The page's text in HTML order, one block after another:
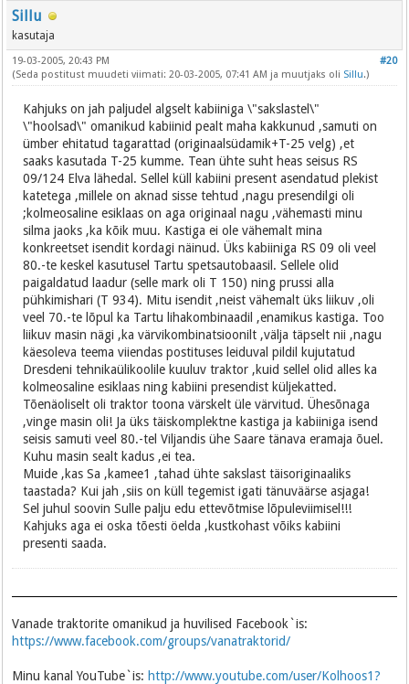
Sillu
kasutaja
#20
19-03-2005, 20:43 PM
(Seda postitust muudeti viimati: 20-03-2005, 07:41 AM ja muutjaks oli Sillu.)
Kahjuks on jah paljudel algselt kabiiniga \"sakslastel\"
\"hoolsad\" omanikud kabiinid pealt maha kakkunud ,samuti on
ümber ehitatud tagarattad (originaalsüdamik+T-25 velg) ,et
saaks kasutada T-25 kumme. Tean ühte suht heas seisus RS
09/124 Elva lähedal. Sellel küll kabiini present asendatud plekist
katetega ,millele on aknad sisse tehtud ,nagu presendilgi oli
;kolmeosaline esiklaas on aga originaal nagu ,vähemasti minu
silma jaoks ,ka kõik muu. Kastiga ei ole vähemalt mina
konkreetset isendit kordagi näinud. Üks kabiiniga RS 09 oli veel
80.-te keskel kasutusel Tartu spetsautobaasil. Sellele olid
paigaldatud laadur (selle mark oli T 150) ning prussi alla
pühkimishari (T 934). Mitu isendit ,neist vähemalt üks liikuv ,oli
veel 70.-te lõpul ka Tartu lihakombinaadil ,enamikus kastiga. Too
liikuv masin nägi ,ka värvikombinatsioonilt ,välja täpselt nii ,nagu
käesoleva teema viiendas postituses leiduval pildil kujutatud
Dresdeni tehnikaülikoolile kuuluv traktor ,kuid sellel olid alles ka
kolmeosaline esiklaas ning kabiini presendist küljekatted.
Tõenäoliselt oli traktor toona värskelt üle värvitud. Ühesõnaga
,vinge masin oli! Ja üks täiskomplektne kastiga ja kabiiniga isend
seisis samuti veel 80.-tel Viljandis ühe Saare tänava eramaja õuel.
Kuhu masin sealt kadus ,ei tea.
Muide ,kas Sa ,kamee1 ,tahad ühte sakslast täisoriginaaliks
taastada? Kui jah ,siis on küll tegemist igati tänuväärse asjaga!
Sel juhul soovin Sulle palju edu ettevõtmise lõpuleviimisel!!!
Kahjuks aga ei oska tõesti öelda ,kustkohast võiks kabiini
presenti saada.
Vanade traktorite omanikud ja huvilised Facebook`is:
https://www.facebook.com/groups/vanatraktorid/
Minu kanal YouTube`is: http://www.youtube.com/user/Kolhoos1?